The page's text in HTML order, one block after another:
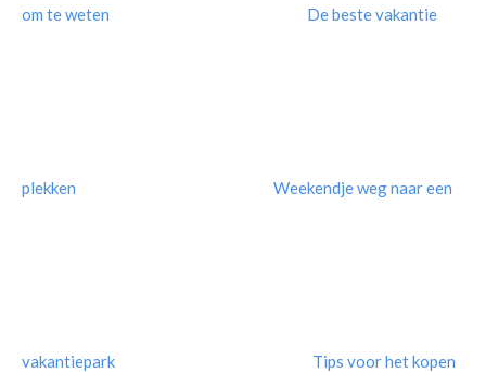
om te weten De beste vakantie
plekken Weekendje weg naar een
vakantiepark Tips voor het kopen